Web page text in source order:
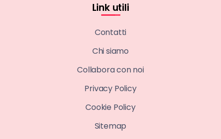
Link utili
Contatti
Chi siamo
Collabora con noi
Privacy Policy
Cookie Policy
Sitemap